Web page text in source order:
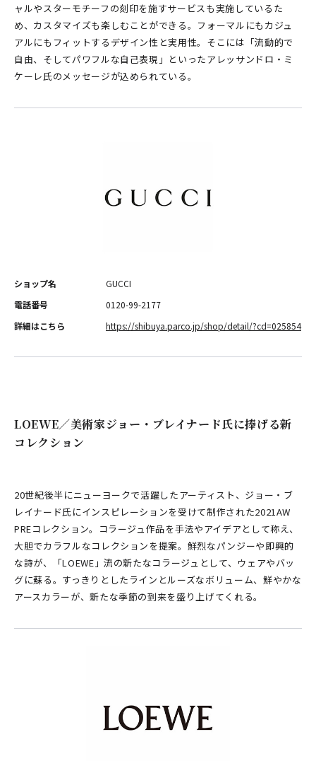
ャルやスターモチーフの刻印を施すサービスも実施しているた
め、カスタマイズも楽しむことができる。フォーマルにもカジュ
アルにもフィットするデザイン性と実用性。そこには「流動的で
自由、そしてパワフルな自己表現」といったアレッサンドロ・ミ
ケーレ氏のメッセージが込められている。
ショップ名
GUCCI
電話番号
0120-99-2177
詳細はこちら
https://shibuya.parco.jp/shop/detail/?cd=025854
LOEWE／美術家ジョー・ブレイナード氏に捧げる新
コレクション
20世紀後半にニューヨークで活躍したアーティスト、ジョー・ブ
レイナード氏にインスピレーションを受けて制作された2021AW
PREコレクション。コラージュ作品を手法やアイデアとして称え、
大胆でカラフルなコレクションを提案。鮮烈なパンジーや即興的
な詩が、「LOEWE」流の新たなコラージュとして、ウェアやバッ
グに蘇る。すっきりとしたラインとルーズなボリューム、鮮やかな
アースカラーが、新たな季節の到来を盛り上げてくれる。